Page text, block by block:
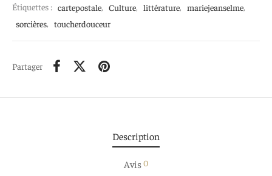
Étiquettes : cartepostale, Culture, littérature, mariejeanselme,
sorcières, toucherdouceur
Partager
Description
Avis0